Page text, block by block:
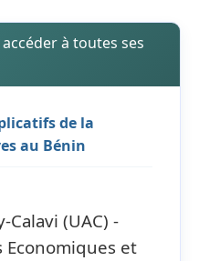
à toutes ses
de la
au Bénin
(UAC) -
Economiques et